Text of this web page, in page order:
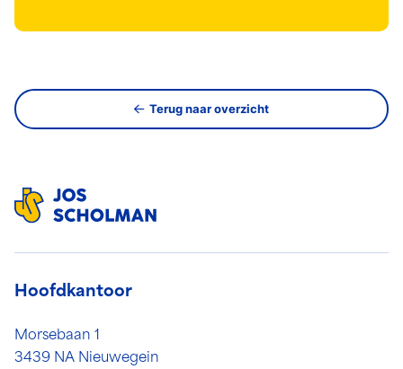
Terug naar overzicht
Hoofdkantoor
Morsebaan 1
3439 NA Nieuwegein